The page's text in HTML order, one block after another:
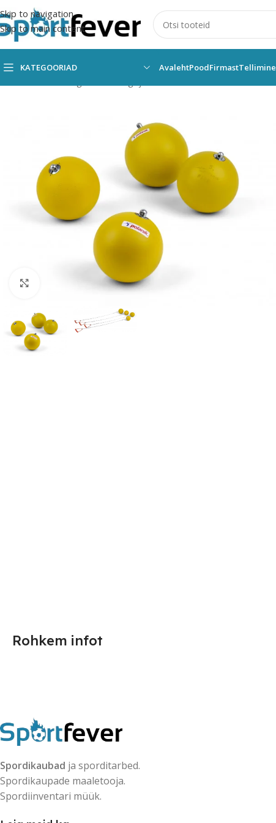
Skip to navigation
Skip to main content
KATEGOORIAD AvalehtPoodFirmastTellimine
Suurendamiseks klõpsake
Rohkem infot
Spordikaubad ja sporditarbed.
Spordikaupade maaletooja.
Spordiinventari müük.